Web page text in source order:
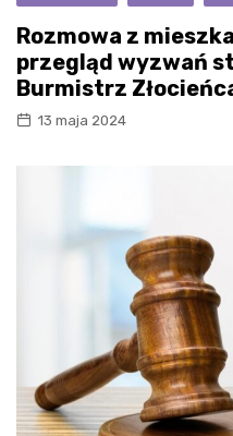
Rozmowa z
przegląd wyzwań
Burmistrz
13 maja 2024